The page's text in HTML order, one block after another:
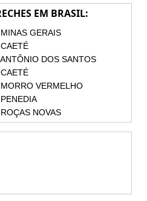
EM BRASIL:
GERAIS
DOS SANTOS
VERMELHO
NOVAS